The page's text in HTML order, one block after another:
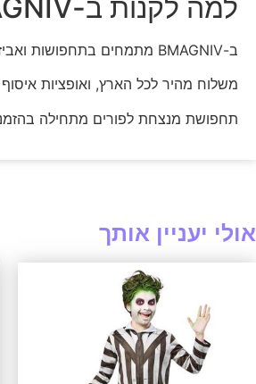
למה לקנות ב-BMAGNIV
ב-BMAGNIV מתמחים בתחפושות ואביזרי פורים, עם מבחר רחב לכל הגילים וכל הסגנונות.
משלוח מהיר לכל הארץ, ואופציות איסוף
תחפושת מנצחת לפורים מתחילה
אולי יעניין אותך